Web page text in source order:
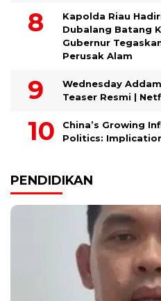
Kapolda Riau
Dubalang Batang
Gubernur
Perusak Alam
Wednesday
Teaser Resmi |
China’s Growing
Politics:
PENDIDIKAN